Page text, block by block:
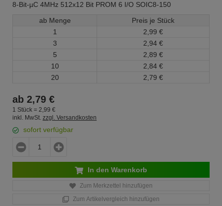
8-Bit-µC 4MHz 512x12 Bit PROM 6 I/O SOIC8-150
ab Menge
Preis je Stück
1
2, 99 €
3
2, 94 €
5
2, 89 €
10
2, 84 €
20
2, 79 €
ab 2,79 €
1 Stück = 2, 99 €
inkl. MwSt. zzgl. Versandkosten
sofort verfügbar
In den Warenkorb
Zum Merkzettel hinzufügen
Zum Artikelvergleich hinzufügen